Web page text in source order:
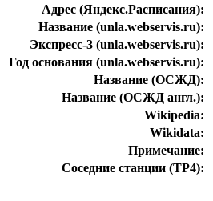
Адрес (Яндекс.Расписания):
Название (unla.webservis.ru):
Экспресс-3 (unla.webservis.ru):
Год основания (unla.webservis.ru):
Название (ОСЖД):
Название (ОСЖД англ.):
Wikipedia:
Wikidata:
Примечание:
Соседние станции (ТР4):